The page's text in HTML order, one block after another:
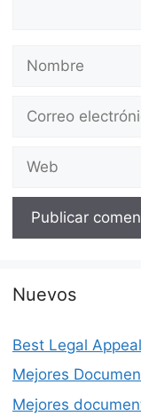
electrónico
Nuevos
Best Legal
Mejores
Mejores